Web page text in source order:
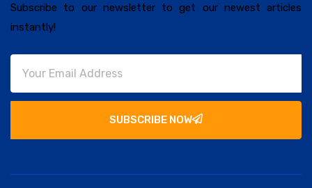
Subscribe to our newsletter to get our newest articles
instantly!
SUBSCRIBE NOW